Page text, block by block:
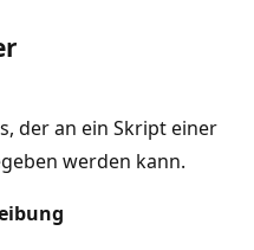
der an ein Skript einer
werden kann.